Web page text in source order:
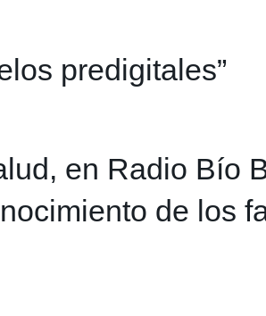
predigitales”
en Radio Bío
de los